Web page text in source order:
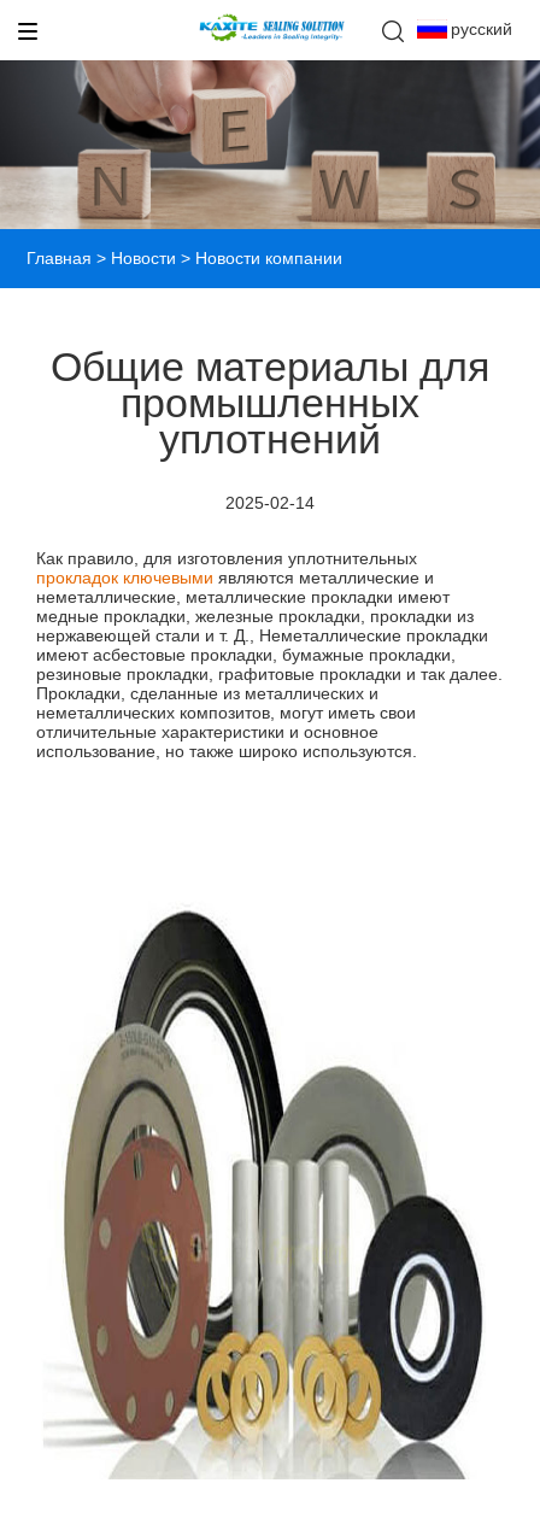
русский
Главная > Новости > Новости компании
Общие материалы для
промышленных
уплотнений
2025-02-14
Как правило, для изготовления уплотнительных
прокладок ключевыми являются металлические и
неметаллические, металлические прокладки имеют
медные прокладки, железные прокладки, прокладки из
нержавеющей стали и т. Д., Неметаллические прокладки
имеют асбестовые прокладки, бумажные прокладки,
резиновые прокладки, графитовые прокладки и так далее.
Прокладки, сделанные из металлических и
неметаллических композитов, могут иметь свои
отличительные характеристики и основное
использование, но также широко используются.